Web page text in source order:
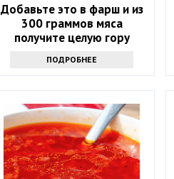
Добавьте это в фарш и из
300 граммов мяса
получите целую гору
ПОДРОБНЕЕ